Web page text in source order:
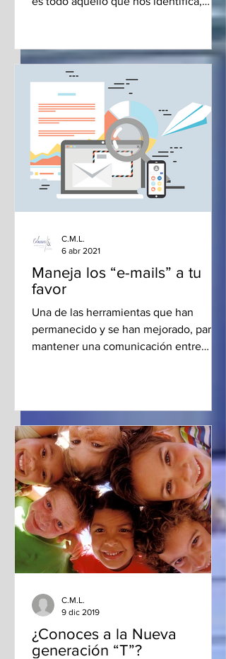
Maneja los “e-mails” a tu
favor
Una de las herramientas que han
permanecido y se han mejorado, para
mantener una comunicación entre
C.M.L.
6 abr 2021
¿Conoces a la Nueva
generación “T”?
C.M.L.
9 dic 2019